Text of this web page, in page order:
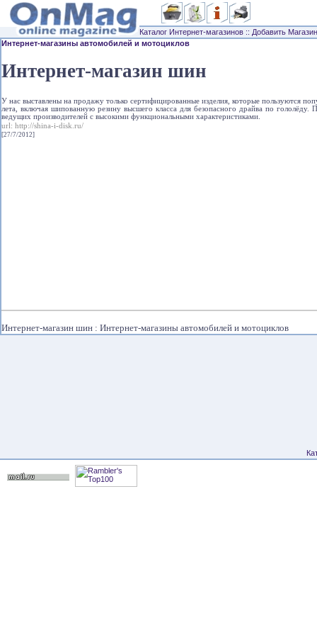
Каталог Интернет-магазинов :: Добавить Магазин
Интернет-магазины автомобилей и мотоциклов
Интернет-магазин шин
У нас выставлены на продажу только сертифицированные изделия, которые пользуются
лета, включая шипованную резину высшего класса для безопасного драйва по
ведущих производителей с высокими функциональными характеристиками.
url: http://shina-i-disk.ru/
[27/7/2012]
Интернет-магазин шин : Интернет-магазины автомобилей и мотоциклов